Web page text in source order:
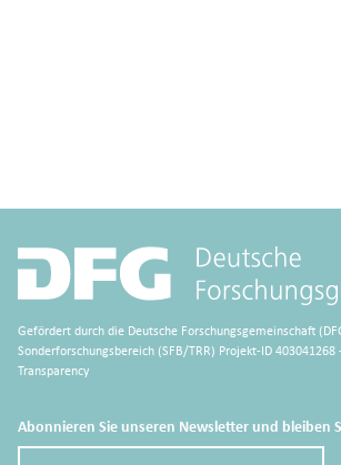
Gefördert durch die Deutsche Forschungsgemeinschaft
Sonderforschungsbereich (SFB/TRR) Projekt-ID
Transparency
Abonnieren Sie unseren Newsletter und bleiben